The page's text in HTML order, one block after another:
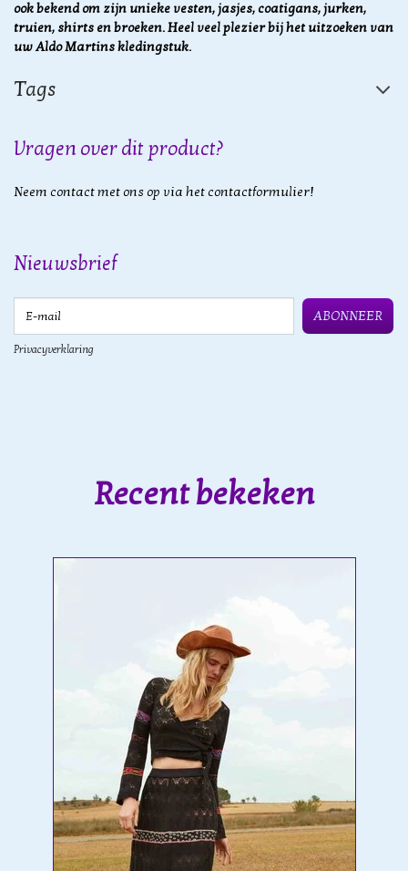
ook bekend om zijn unieke vesten, jasjes, coatigans, jurken,
truien, shirts en broeken. Heel veel plezier bij het uitzoeken van
uw Aldo Martins kledingstuk.
Tags
Vragen over dit product?
Neem contact met ons op via het contactformulier!
Nieuwsbrief
ABONNEER
Privacyverklaring
Recent bekeken